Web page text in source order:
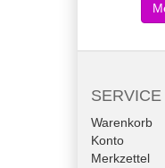
SERVICE
Warenkorb
Konto
Merkzettel